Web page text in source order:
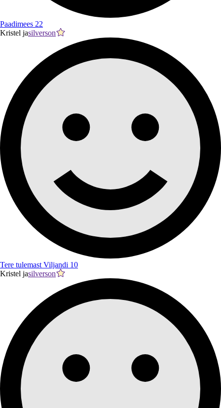
Paadimees 22
Kristel jasilverson
Tere tulemast Viljandi 10
Kristel jasilverson